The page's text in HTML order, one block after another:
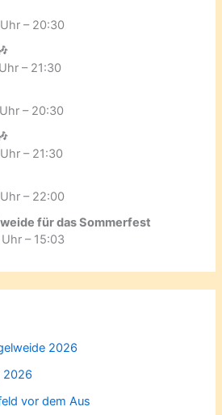
– 20:30
– 21:30
– 20:30
– 21:30
– 22:00
für das Sommerfest
– 15:03
2026
2026
vor dem Aus